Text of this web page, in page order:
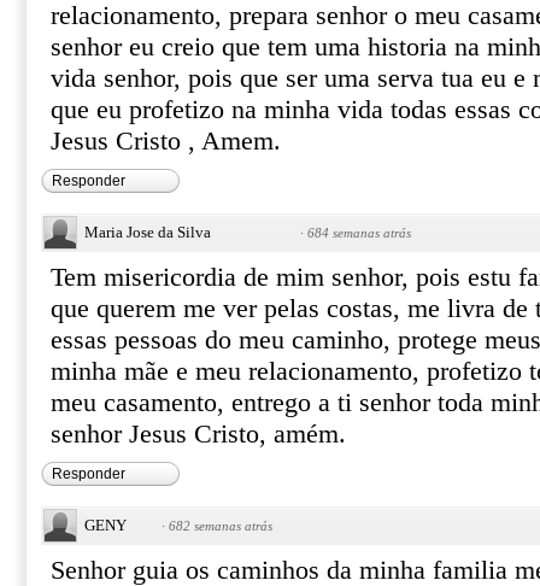
relacionamento, prepara senhor o meu
senhor eu creio que tem uma historia na
vida senhor, pois que ser uma serva tua eu
que eu profetizo na minha vida todas essas
Jesus Cristo , Amem.
Responder
Maria Jose da Silva · 684 semanas atrás
Tem misericordia de mim senhor, pois estu
que querem me ver pelas costas, me livra
essas pessoas do meu caminho, protege
minha mãe e meu relacionamento, profetizo
meu casamento, entrego a ti senhor toda
senhor Jesus Cristo, amém.
Responder
GENY · 682 semanas atrás
Senhor guia os caminhos da minha familia